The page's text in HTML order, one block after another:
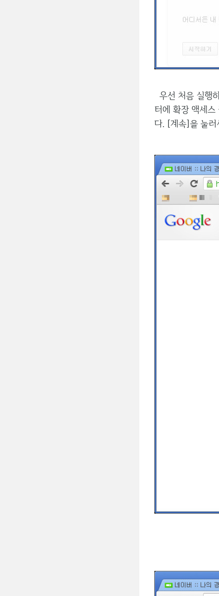
우선 처음 실행
터에 확장 액세
다. [계속]을 눌러